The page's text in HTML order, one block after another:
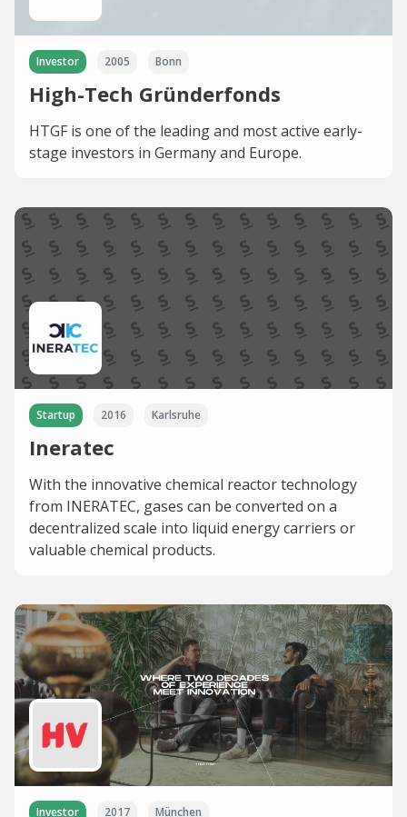
Investor 2005 Bonn
High-Tech Gründerfonds
HTGF is one of the leading and most active early-
stage investors in Germany and Europe.
Startup 2016 Karlsruhe
Ineratec
With the innovative chemical reactor technology
from INERATEC, gases can be converted on a
decentralized scale into liquid energy carriers or
valuable chemical products.
Investor 2017 München